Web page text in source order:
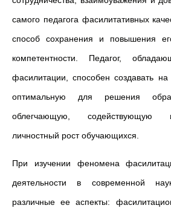
самого педагога фасилитативных
способ сохранения и повышения
компетентности. Педагог,
фасилитации, способен создавать на
оптимальную для решения
облегчающую, содействующую
личностный рост обучающихся.
При изучении феномена
деятельности в современной
различные ее аспекты: